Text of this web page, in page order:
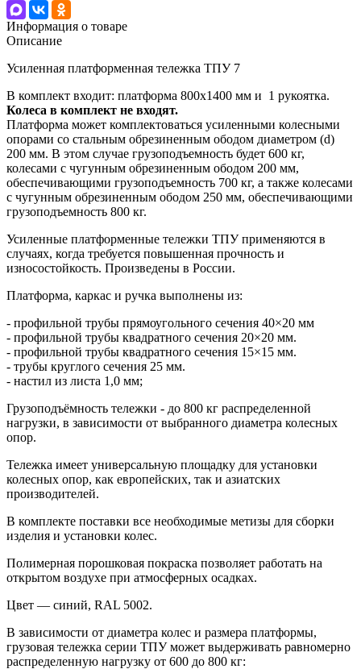
Информация о товаре
Описание
Усиленная платформенная тележка ТПУ 7
В комплект входит: платформа 800х1400 мм и 1 рукоятка.
Колеса в комплект не входят.
Платформа может комплектоваться усиленными колесными
опорами со стальным обрезиненным ободом диаметром (d)
200 мм. В этом случае грузоподъемность будет 600 кг,
колесами с чугунным обрезиненным ободом 200 мм,
обеспечивающими грузоподъемность 700 кг, а также колесами
с чугунным обрезиненным ободом 250 мм, обеспечивающими
грузоподъемность 800 кг.
Усиленные платформенные тележки ТПУ применяются в
случаях, когда требуется повышенная прочность и
износостойкость. Произведены в России.
Платформа, каркас и ручка выполнены из:
- профильной трубы прямоугольного сечения 40×20 мм
- профильной трубы квадратного сечения 20×20 мм.
- профильной трубы квадратного сечения 15×15 мм.
- трубы круглого сечения 25 мм.
- настил из листа 1,0 мм;
Грузоподъёмность тележки - до 800 кг распределенной
нагрузки, в зависимости от выбранного диаметра колесных
опор.
Тележка имеет универсальную площадку для установки
колесных опор, как европейских, так и азиатских
производителей.
В комплекте поставки все необходимые метизы для сборки
изделия и установки колес.
Полимерная порошковая покраска позволяет работать на
открытом воздухе при атмосферных осадках.
Цвет — синий, RAL 5002.
В зависимости от диаметра колес и размера платформы,
грузовая тележка серии ТПУ может выдерживать равномерно
распределенную нагрузку от 600 до 800 кг: